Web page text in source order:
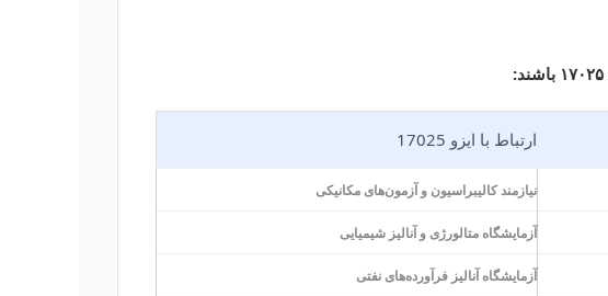
ارتباط با ایزو 17025
نیازمند کالیبراسیون و آزمون‌های مکانیکی
آزمایشگاه متالورژی و آنالیز شیمیایی
آزمایشگاه آنالیز فرآورده‌های نفتی